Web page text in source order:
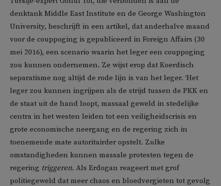
denktank Middle East Institute en de George Washington
University, beschrijft in een artikel, dat anderhalve maand
voor de couppoging is gepubliceerd in Foreign Affairs (30
mei 2016), een scenario waarin het leger een couppoging
zou kunnen ondernemen. Ze wijst erop dat Koerdisch
separatisme nog altijd de rode lijn is van het leger. ‘Het
leger zou kunnen ingrijpen als de strijd tussen de PKK en
de staat uit de hand loopt, massaal geweld in stedelijke
centra in het westen leiden tot een veiligheidscrisis en
grote economische neergang en de regering zich in
toenemende mate autoritairder opstelt. Zulke
omstandigheden kunnen massale protesten tegen de
regering triggeren. Als Erdogan reageert met grof
politiegeweld dat meer chaos en bloedvergieten tot gevolg